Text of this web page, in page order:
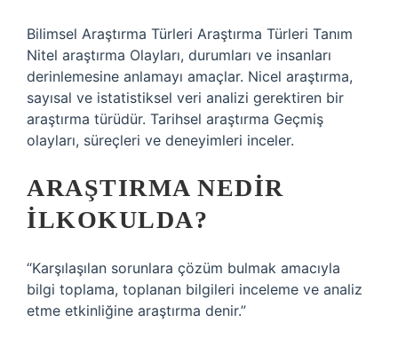
Bilimsel Araştırma Türleri Araştırma Türleri Tanım
Nitel araştırma Olayları, durumları ve insanları
derinlemesine anlamayı amaçlar. Nicel araştırma,
sayısal ve istatistiksel veri analizi gerektiren bir
araştırma türüdür. Tarihsel araştırma Geçmiş
olayları, süreçleri ve deneyimleri inceler.
ARAŞTIRMA NEDIR
ILKOKULDA?
“Karşılaşılan sorunlara çözüm bulmak amacıyla
bilgi toplama, toplanan bilgileri inceleme ve analiz
etme etkinliğine araştırma denir.”